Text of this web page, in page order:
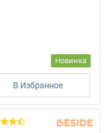
Новинка
В Избранное